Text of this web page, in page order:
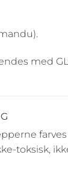
med
toksisk,